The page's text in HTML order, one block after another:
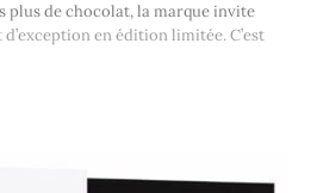
plus de chocolat, la marque invite
en édition limitée. C’est